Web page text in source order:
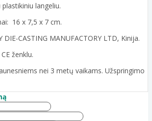
langeliu.
16 x 7,5 x 7 cm.
DIE-CASTING MANUFACTORY LTD, Kinija.
ženklu.
nei 3 metų vaikams. Užspringimo